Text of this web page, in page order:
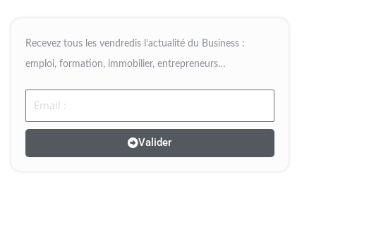
Recevez tous les vendredis l’actualité du Business :
emploi, formation, immobilier, entrepreneurs…
Email
Valider